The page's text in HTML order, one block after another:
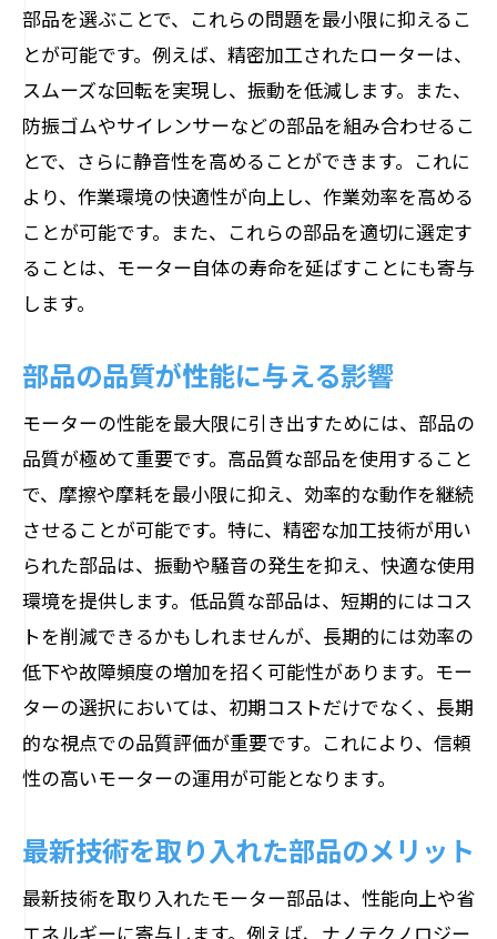
品質保証がもたらす信頼性の向上
保証期間で選ぶ安心の部品選定
実績あるメーカーの部品を選ぶ理由
市場での評価が高い部品の基準
長期使用に耐えるための部品選び
信頼性を追求した最新部品の特徴
部品を選ぶことで、これらの問題を最小限に抑えるこ
とが可能です。例えば、精密加工されたローターは、
スムーズな回転を実現し、振動を低減します。また、
防振ゴムやサイレンサーなどの部品を組み合わせるこ
とで、さらに静音性を高めることができます。これに
より、作業環境の快適性が向上し、作業効率を高める
ことが可能です。また、これらの部品を適切に選定す
ることは、モーター自体の寿命を延ばすことにも寄与
します。
部品の品質が性能に与える影響
モーターの性能を最大限に引き出すためには、部品の
品質が極めて重要です。高品質な部品を使用すること
で、摩擦や摩耗を最小限に抑え、効率的な動作を継続
させることが可能です。特に、精密な加工技術が用い
られた部品は、振動や騒音の発生を抑え、快適な使用
環境を提供します。低品質な部品は、短期的にはコス
トを削減できるかもしれませんが、長期的には効率の
低下や故障頻度の増加を招く可能性があります。モー
ターの選択においては、初期コストだけでなく、長期
的な視点での品質評価が重要です。これにより、信頼
性の高いモーターの運用が可能となります。
最新技術を取り入れた部品のメリット
最新技術を取り入れたモーター部品は、性能向上や省
エネルギーに寄与します。例えば、ナノテクノロジー